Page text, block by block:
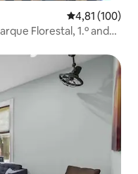
Classificação
4,81 (100)
Florestal, 1.º andar,